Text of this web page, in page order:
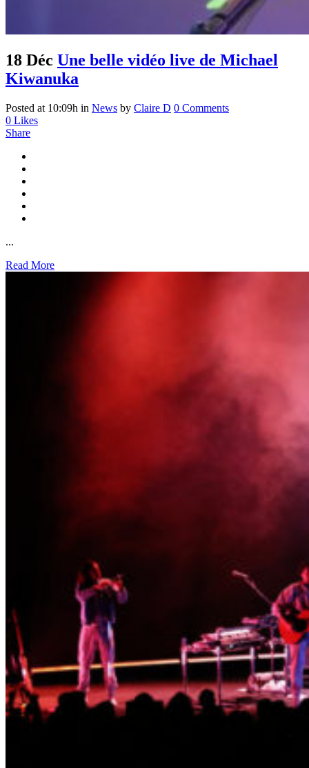
18 Déc Une belle vidéo live de Michael
Kiwanuka
Posted at 10:09h in News by Claire D 0 Comments
0 Likes
Share
...
Read More